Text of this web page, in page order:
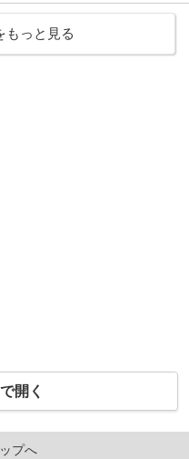
もっと見る
開く
プへ